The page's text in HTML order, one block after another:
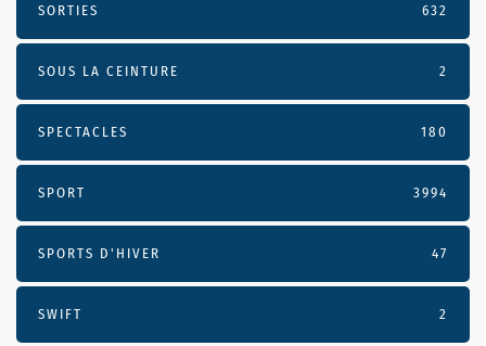
SORTIES 632
SOUS LA CEINTURE 2
SPECTACLES 180
SPORT 3994
SPORTS D'HIVER 47
SWIFT 2